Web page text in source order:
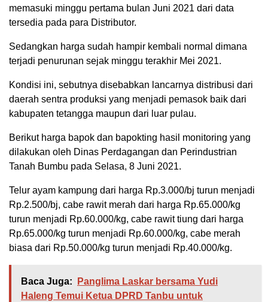
memasuki minggu pertama bulan Juni 2021 dari data
tersedia pada para Distributor.
Sedangkan harga sudah hampir kembali normal dimana
terjadi penurunan sejak minggu terakhir Mei 2021.
Kondisi ini, sebutnya disebabkan lancarnya distribusi dari
daerah sentra produksi yang menjadi pemasok baik dari
kabupaten tetangga maupun dari luar pulau.
Berikut harga bapok dan bapokting hasil monitoring yang
dilakukan oleh Dinas Perdagangan dan Perindustrian
Tanah Bumbu pada Selasa, 8 Juni 2021.
Telur ayam kampung dari harga Rp.3.000/bj turun menjadi
Rp.2.500/bj, cabe rawit merah dari harga Rp.65.000/kg
turun menjadi Rp.60.000/kg, cabe rawit tiung dari harga
Rp.65.000/kg turun menjadi Rp.60.000/kg, cabe merah
biasa dari Rp.50.000/kg turun menjadi Rp.40.000/kg.
Baca Juga:
Panglima Laskar bersama Yudi
Haleng Temui Ketua DPRD Tanbu untuk